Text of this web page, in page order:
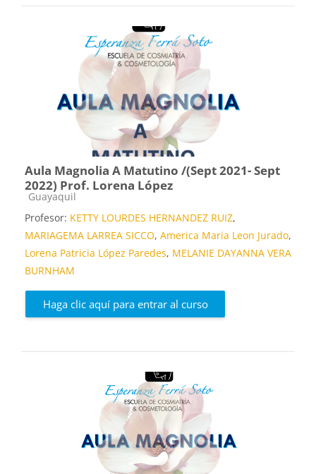
Aula Magnolia A Matutino /(Sept 2021- Sept
2022) Prof. Lorena López
Categoría de cursos
Guayaquil
Profesor: KETTY LOURDES HERNANDEZ RUIZ,
MARIAGEMA LARREA SICCO, America Maria Leon Jurado,
Lorena Patricia López Paredes, MELANIE DAYANNA VERA
BURNHAM
Haga clic aquí para entrar al curso